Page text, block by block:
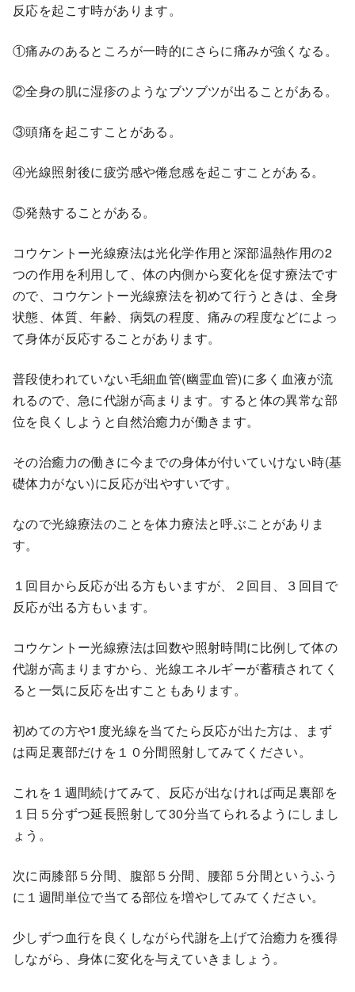
反応を起こす時があります。
①痛みのあるところが一時的にさらに痛みが強くなる。
②全身の肌に湿疹のようなブツブツが出ることがある。
③頭痛を起こすことがある。
④光線照射後に疲労感や倦怠感を起こすことがある。
⑤発熱することがある。
コウケントー光線療法は光化学作用と深部温熱作用の2
つの作用を利用して、体の内側から変化を促す療法です
ので、コウケントー光線療法を初めて行うときは、全身
状態、体質、年齢、病気の程度、痛みの程度などによっ
て身体が反応することがあります。
普段使われていない毛細血管(幽霊血管)に多く血液が流
れるので、急に代謝が高まります。すると体の異常な部
位を良くしようと自然治癒力が働きます。
その治癒力の働きに今までの身体が付いていけない時(基
礎体力がない)に反応が出やすいです。
なので光線療法のことを体力療法と呼ぶことがありま
す。
１回目から反応が出る方もいますが、２回目、３回目で
反応が出る方もいます。
コウケントー光線療法は回数や照射時間に比例して体の
代謝が高まりますから、光線エネルギーが蓄積されてく
ると一気に反応を出すこともあります。
初めての方や1度光線を当てたら反応が出た方は、まず
は両足裏部だけを１０分間照射してみてください。
これを１週間続けてみて、反応が出なければ両足裏部を
１日５分ずつ延長照射して30分当てられるようにしまし
ょう。
次に両膝部５分間、腹部５分間、腰部５分間というふう
に１週間単位で当てる部位を増やしてみてください。
少しずつ血行を良くしながら代謝を上げて治癒力を獲得
しながら、身体に変化を与えていきましょう。